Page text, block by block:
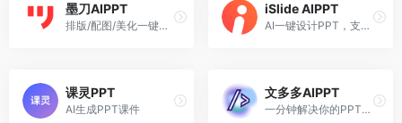
墨刀AIPPT
排版/配图/美化一键优化，3分钟产出专业级PPT
iSlide AIPPT
AI一键设计PPT，支持输入主题、导入文件、上传模板生成PPT
课灵PPT
AI生成PPT课件
文多多AIPPT
一分钟解决你的PPT问题